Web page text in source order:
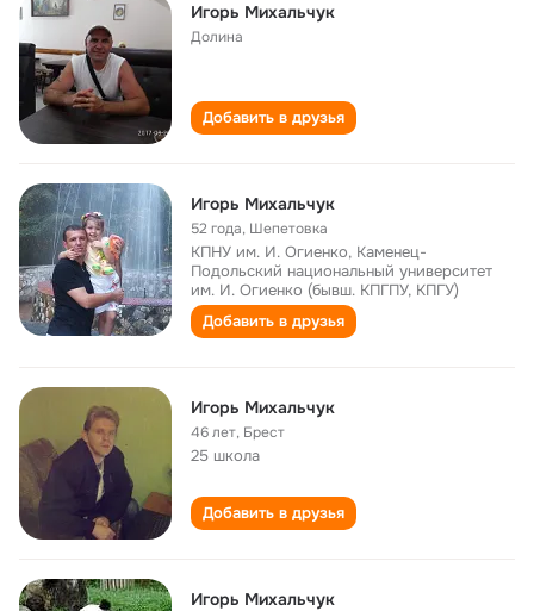
Игорь Михальчук
Долина
Добавить в друзья
Игорь Михальчук
52 года, Шепетовка
КПНУ им. И. Огиенко, Каменец-
Подольский национальный университет
им. И. Огиенко (бывш. КПГПУ, КПГУ)
Добавить в друзья
Игорь Михальчук
46 лет, Брест
25 школа
Добавить в друзья
Игорь Михальчук